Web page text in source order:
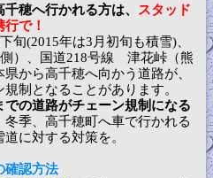
穂へ行かれる方は、
スタッド
で！
旬(2015年は3月初旬も積雪)、
）、国道218号線 津花峠（熊
から高千穂へ向かう道路が、
制となることがあります。
の道路がチェーン規制になる
冬季、高千穂町へ車で行かれる
に対する対策を。
確認方法